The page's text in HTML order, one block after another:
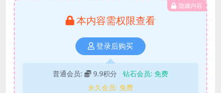
隐藏内容
本内容需权限查看
登录后购买
普通会员: 9.9积分 钻石会员: 免费
永久会员: 免费